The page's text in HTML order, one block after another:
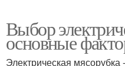
Выбор
основные
Электрическая